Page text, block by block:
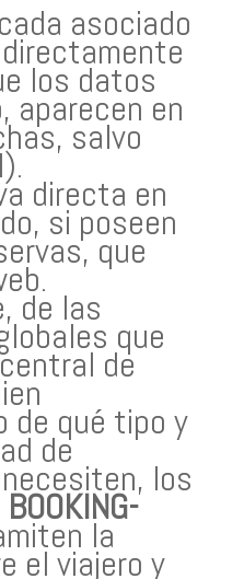
asociado
los datos
aparecen en
salvo
directa en
si poseen
que
de las
que
de
de qué tipo y
de
los
BOOKING-
la
el viajero y